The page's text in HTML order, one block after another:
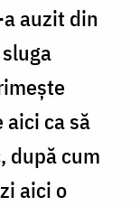
auzit din
aici ca să
după cum
aici o